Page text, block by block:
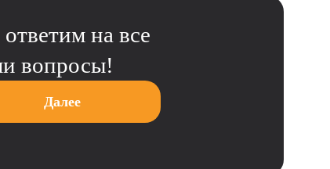
на все
вопросы!
Далее